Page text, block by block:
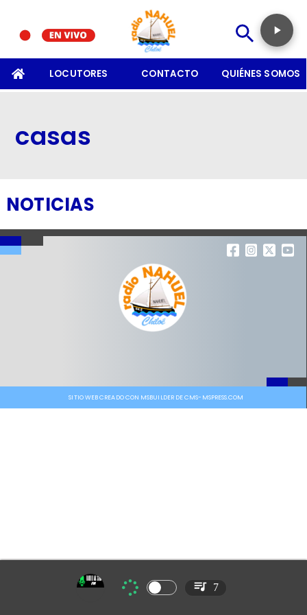
LOCUTORES CONTACTO QUIÉNES SOMOS
casas
NOTICIAS
SITIO WEB CREADO CON MSBUILDER DE CMS-MSPRESS.COM
7